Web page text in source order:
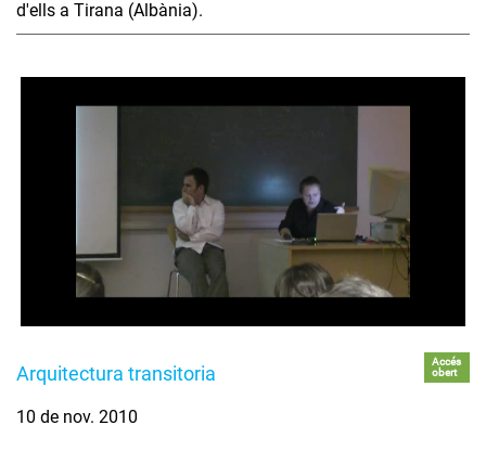
d'ells a Tirana (Albània).
Arquitectura transitoria
Accés
obert
10 de nov. 2010